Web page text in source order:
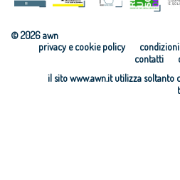
OAPPC di
© 2026 awn
privacy e cookie policy
contatti
il sito www.awn.it utilizza soltanto